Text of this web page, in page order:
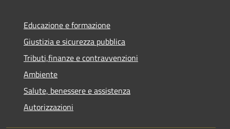
Educazione e formazione
Giustizia e sicurezza pubblica
Tributi,finanze e contravvenzioni
Ambiente
Salute, benessere e assistenza
Autorizzazioni